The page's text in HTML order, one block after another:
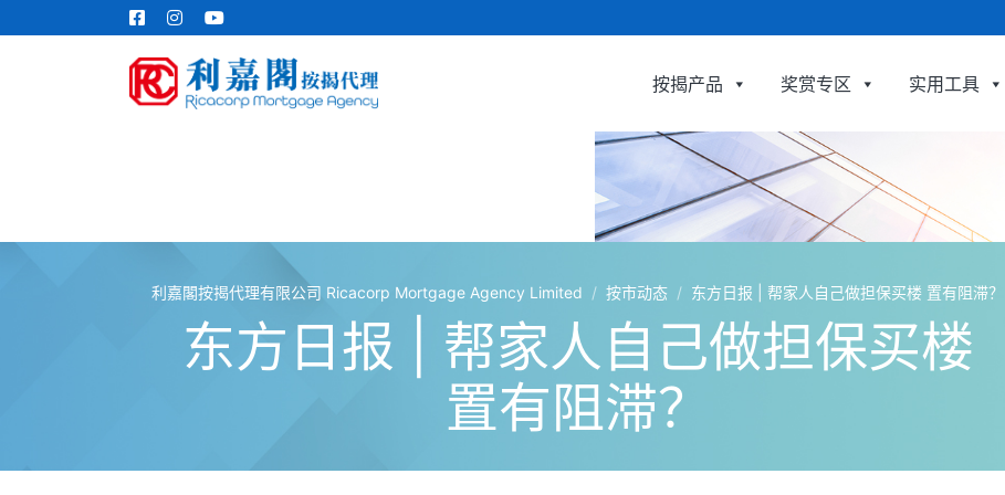
按揭产品 奖赏专区 实用工具
利嘉閣按揭代理有限公司 Ricacorp Mortgage Agency Limited 利嘉閣按揭代理有限公司 Ricacorp Mortgage Agency Limited
/ 按市动态 / 东方日报 | 帮家人自己做担保买楼 置有阻滞？
东方日报 | 帮家人自己做担保买楼
置有阻滞？